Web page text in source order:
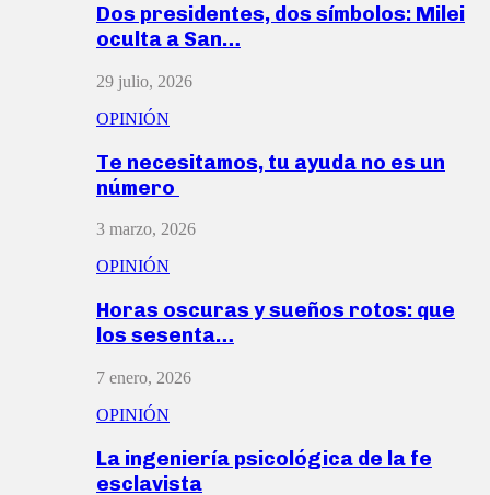
Dos presidentes, dos símbolos: Milei
oculta a San…
29 julio, 2026
OPINIÓN
Te necesitamos, tu ayuda no es un
número
3 marzo, 2026
OPINIÓN
Horas oscuras y sueños rotos: que
los sesenta…
7 enero, 2026
OPINIÓN
La ingeniería psicológica de la fe
esclavista